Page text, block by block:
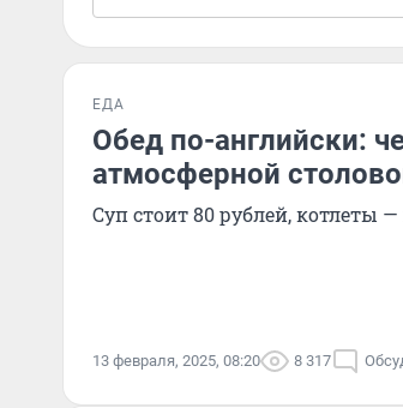
ЕДА
Обед по-английски:
атмосферной
Суп стоит 80 рублей, котлеты —
13 февраля, 2025, 08:20 8 317